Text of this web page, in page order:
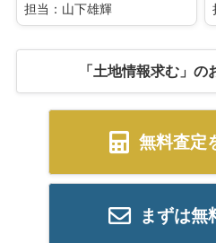
担当：山下雄輝
「土地情報求む」
無料査定
まずは無